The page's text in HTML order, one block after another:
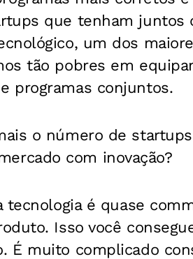
que tenham
um dos
tão pobres em
programas conjuntos.
o número de
com inovação?
tecnologia é quase
Isso você
É muito complicado